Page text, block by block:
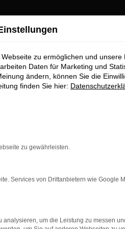
jedoch nicht. Fest steht,
von Audi bereits seit
das „Non-Plus-Ultra“
und natürlich
zu ermöglichen und unsere
Daten für Marketing und
ändern, können Sie die
finden Sie hier:
zu gewährleisten.
Services von Drittanbietern wie Google
um die Leistung zu messen